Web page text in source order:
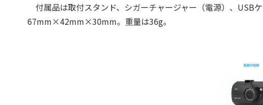
付属品は取付スタンド、シガーチャージャー（電源）、USB
67mm×42mm×30mm。重量は36g。